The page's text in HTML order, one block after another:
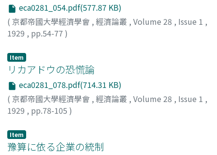
eca0281_054.pdf(577.87 KB)
( 京都帝國大學經濟學會 , 經濟論叢 , Volume 28 , Issue 1 ,
1929 , pp.54-77 )
Item
リカアドウの恐慌論
eca0281_078.pdf(714.31 KB)
( 京都帝國大學經濟學會 , 經濟論叢 , Volume 28 , Issue 1 ,
1929 , pp.78-105 )
Item
豫算に依る企業の統制